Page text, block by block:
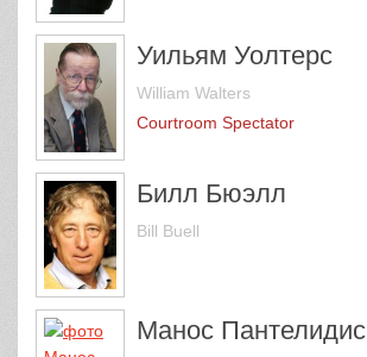
Уильям Уолтерс
William Walters
Courtroom Spectator
Билл Бюэлл
Bill Buell
Манос Пантелидис